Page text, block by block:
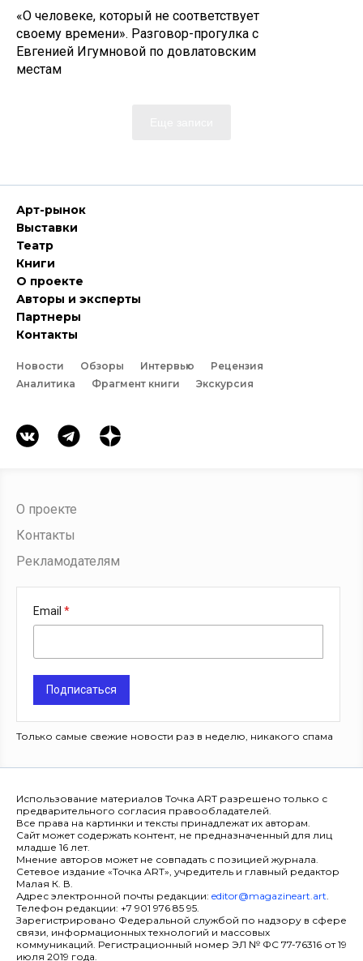
«О человеке, который не соответствует
своему времени». Разговор-прогулка с
Евгенией Игумновой по довлатовским
местам
Арт-рынок
Выставки
Театр
Книги
О проекте
Авторы и эксперты
Партнеры
Контакты
Новости Обзоры Интервью
Рецензия
Аналитика
Фрагмент книги Экскурсия
О проекте
Контакты
Рекламодателям
Email
Подписаться
Только самые свежие новости раз в неделю, никакого спама
Использование материалов Точка ART разрешено только с
предварительного согласия правообладателей.
Все права на картинки и тексты принадлежат их авторам.
Сайт может содержать контент, не предназначенный для лиц
младше 16 лет.
Мнение авторов может не совпадать с позицией журнала.
Сетевое издание «Точка ART», учредитель и главный редактор
Малая К. В.
Адрес электронной почты редакции: editor@magazineart.art.
Телефон редакции: +7 901 976 85 95.
Зарегистрировано Федеральной службой по надзору в сфере
связи, информационных технологий и массовых
коммуникаций. Регистрационный номер ЭЛ № ФС 77-76316 от 19
июля 2019 года.